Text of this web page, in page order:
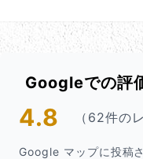
Googleでの評
4.8 （62件の
Google マップに投稿